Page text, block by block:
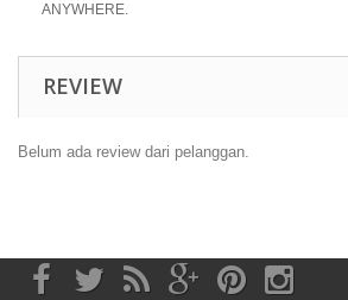
ANYWHERE.
REVIEW
Belum ada review dari pelanggan.